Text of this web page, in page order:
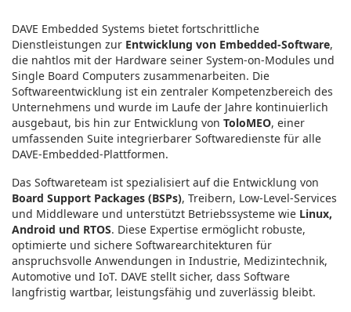
DAVE Embedded Systems bietet fortschrittliche
Dienstleistungen zur Entwicklung von Embedded‑Software,
die nahtlos mit der Hardware seiner System‑on‑Modules und
Single Board Computers zusammenarbeiten. Die
Softwareentwicklung ist ein zentraler Kompetenzbereich des
Unternehmens und wurde im Laufe der Jahre kontinuierlich
ausgebaut, bis hin zur Entwicklung von ToloMEO, einer
umfassenden Suite integrierbarer Softwaredienste für alle
DAVE‑Embedded‑Plattformen.
Das Softwareteam ist spezialisiert auf die Entwicklung von
Board Support Packages (BSPs), Treibern, Low‑Level‑Services
und Middleware und unterstützt Betriebssysteme wie Linux,
Android und RTOS. Diese Expertise ermöglicht robuste,
optimierte und sichere Softwarearchitekturen für
anspruchsvolle Anwendungen in Industrie, Medizintechnik,
Automotive und IoT. DAVE stellt sicher, dass Software
langfristig wartbar, leistungsfähig und zuverlässig bleibt.